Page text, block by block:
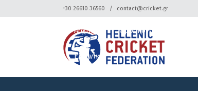
+30 26610 36560 contact@cricket.gr
Αρχική Ομοσπονδία
Ελληνικά